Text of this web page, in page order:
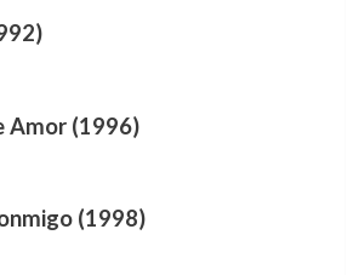
Amor (1996)
(1998)